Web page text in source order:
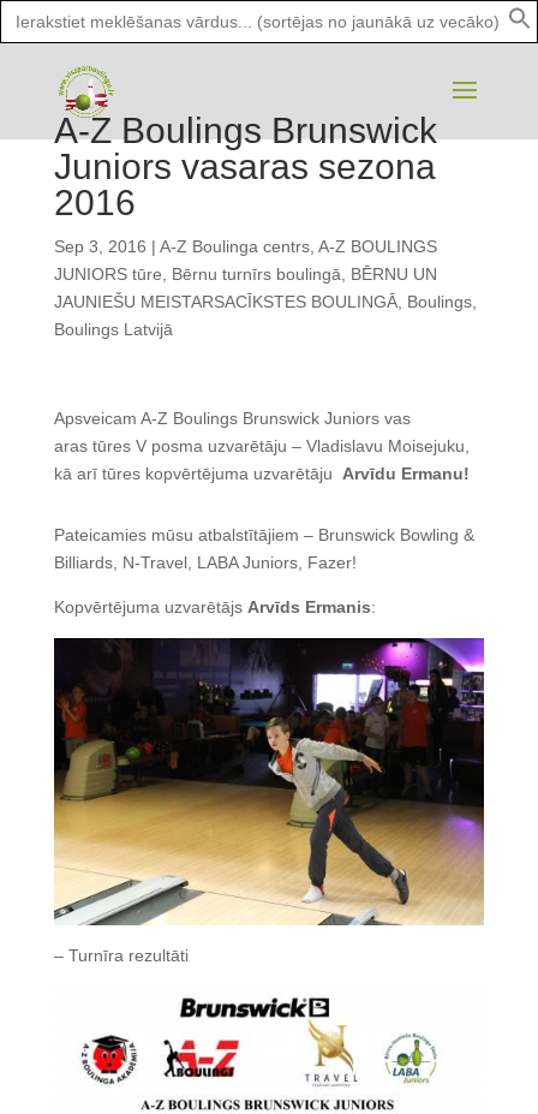
Search
for:
A-Z Boulings Brunswick
Juniors vasaras sezona
2016
Sep 3, 2016 | A-Z Boulinga centrs, A-Z BOULINGS
JUNIORS tūre
Bērnu turnīrs boulingā
BĒRNU UN
JAUNIEŠU MEISTARSACĪKSTES BOULINGĀ, Boulings,
Boulings Latvijā
Apsveicam A-Z Boulings Brunswick Juniors vas
aras tūres V posma uzvarētāju – Vladislavu Moisejuku,
kā arī tūres kopvērtējuma uzvarētāju Arvīdu Ermanu!
Pateicamies mūsu atbalstītājiem – Brunswick Bowling &
Billiards, N-Travel, LABA Juniors, Fazer!
Kopvērtējuma uzvarētājs Arvīds Ermanis:
– Turnīra rezultāti